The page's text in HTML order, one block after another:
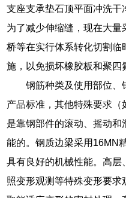
支座支承垫石顶平面冲洗
为了减少伸缩缝，现在大
桥等在实行体系转化切割
施，以免损坏橡胶板和聚四
钢筋种类及使用部位、
产品标准，其他特殊要求
是靠钢部件的滚动、摇动
能的。钢质边梁采用16MN
具有良好的机械性能。高层
照变形观测等特殊变形要